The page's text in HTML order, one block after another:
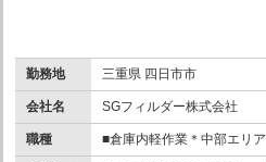
勤務地 三重県 四日市市
会社名 SGフィルダー株式会社
職種 ■倉庫内軽作業＊中部エリア